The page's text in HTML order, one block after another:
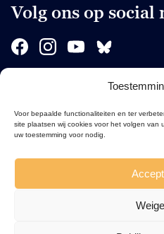
Voor bepaalde functionaliteiten en ter
site plaatsen wij cookies voor het volgen van
uw toestemming voor nodig.
Volg ons op social